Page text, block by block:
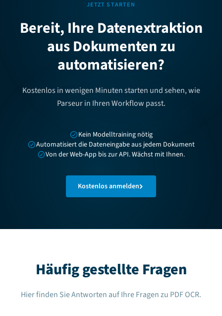
JETZT STARTEN
Bereit, Ihre Datenextraktion
aus Dokumenten zu
automatisieren?
Kostenlos in wenigen Minuten starten und sehen, wie
Parseur in Ihren Workflow passt.
Kein Modelltraining nötig
Automatisiert die Dateneingabe aus jedem Dokument
Von der Web-App bis zur API. Wächst mit Ihnen.
Kostenlos anmelden
Häufig gestellte Fragen
Hier finden Sie Antworten auf Ihre Fragen zu PDF OCR.